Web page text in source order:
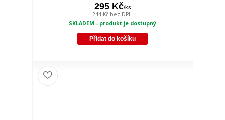
295 Kč/ks
244 Kč bez DPH
SKLADEM - produkt je dostupný
Přidat do košíku